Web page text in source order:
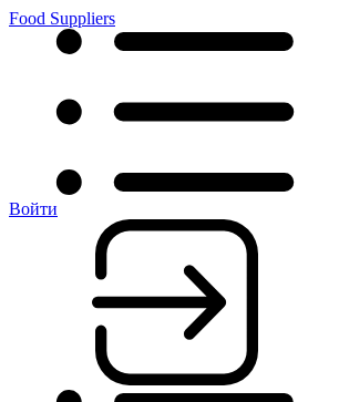
Food Suppliers
Войти